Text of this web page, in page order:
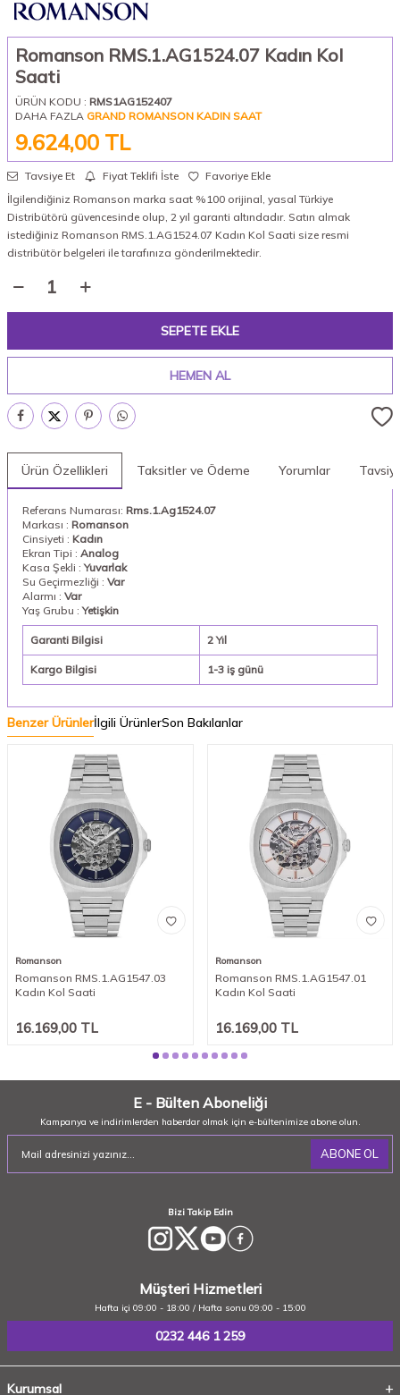
Romanson RMS.1.AG1524.07 Kadın Kol
Saati
ÜRÜN KODU : RMS1AG152407
DAHA FAZLA GRAND ROMANSON KADIN SAAT
9.624,00 TL
Tavsiye Et Fiyat Teklifi İste
Favoriye Ekle
İlgilendiğiniz Romanson marka saat %100 orijinal, yasal Türkiye
Distribütörü güvencesinde olup, 2 yıl garanti altındadır. Satın almak
istediğiniz Romanson RMS.1.AG1524.07 Kadın Kol Saati size resmi
distribütör belgeleri ile tarafınıza gönderilmektedir.
SEPETE EKLE
HEMEN AL
Ürün Özellikleri Taksitler ve Ödeme Yorumlar
Referans Numarası: Rms.1.Ag1524.07
Markası : Romanson
Cinsiyeti : Kadın
Ekran Tipi : Analog
Kasa Şekli :Yuvarlak
Su Geçirmezliği : Var
Alarmı : Var
Yaş Grubu :Yetişkin
Garanti Bilgisi 2 Yıl
Kargo Bilgisi 1-3 iş günü
Benzer Ürünlerİlgili ÜrünlerSon Bakılanlar
Romanson
Romanson RMS.1.AG1547.03
Kadın Kol Saati
16.169,00 TL
Romanson
Romanson RMS.1.AG1547.01
Kadın Kol Saati
16.169,00TL
E - Bülten Aboneliği
Kampanya ve indirimlerden haberdar olmak için e-bültenimize abone olun.
ABONE OL
Bizi Takip Edin
Müşteri Hizmetleri
Hafta içi 09:00 - 18:00 / Hafta sonu 09:00 - 15:00
0232 446 1 259
Kurumsal